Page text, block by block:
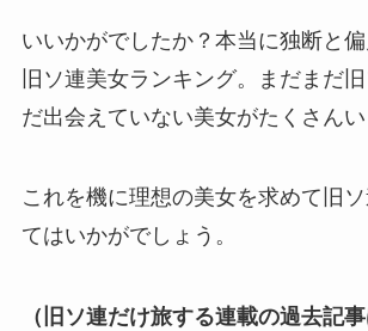
いいかがでしたか？本当に独断と
旧ソ連美女ランキング。まだまだ
だ出会えていない美女がたくさんい
これを機に理想の美女を求めて旧
てはいかがでしょう。
（旧ソ連だけ旅する連載の過去記